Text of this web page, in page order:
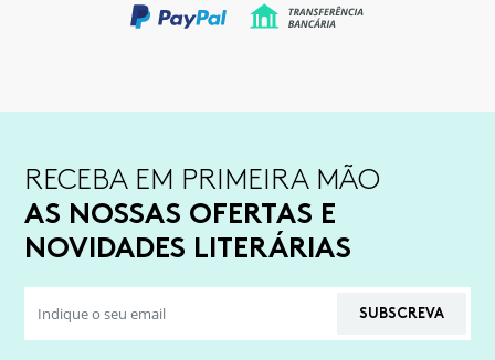
RECEBA EM PRIMEIRA MÃO
AS NOSSAS OFERTAS E
NOVIDADES LITERÁRIAS
SUBSCREVA